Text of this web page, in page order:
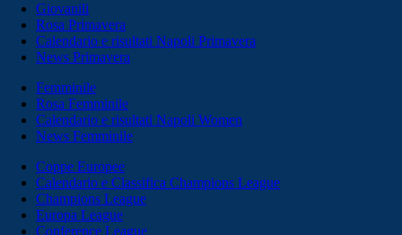
Giovanili
Rosa Primavera
Calendario e risultati Napoli Primavera
News Primavera
Femminile
Rosa Femminile
Calendario e risultati Napoli Women
News Femminile
Coppe Europee
Calendario e Classifica Champions League
Champions League
Europa League
Conference League